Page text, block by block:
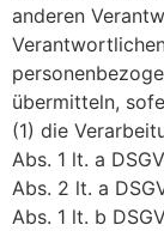
anderen
übermitteln,
(1) die
Abs. 1 lt. a
Abs. 2 lt. a
Abs. 1 lt. b